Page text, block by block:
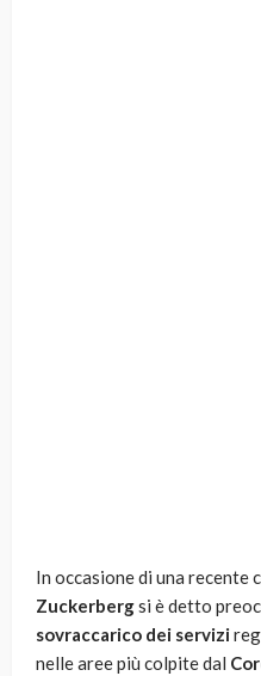
In occasione di una recente
Zuckerbergsi è detto
sovraccarico dei servizi
nelle aree più colpite dal